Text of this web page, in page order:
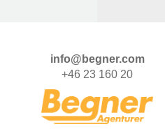
info@begner.com
+46 23 160 20